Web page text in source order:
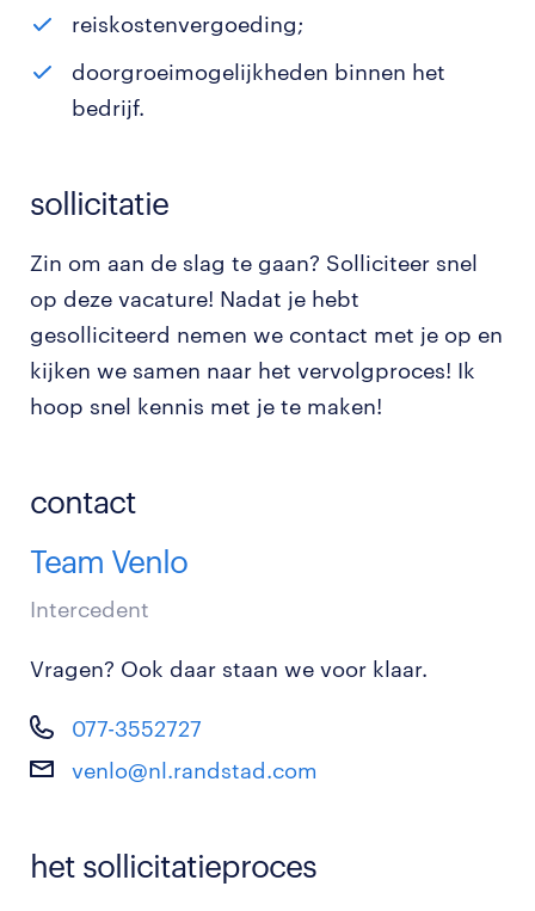
reiskostenvergoeding;
doorgroeimogelijkheden binnen het
bedrijf.
sollicitatie
Zin om aan de slag te gaan? Solliciteer snel
op deze vacature! Nadat je hebt
gesolliciteerd nemen we contact met je op en
kijken we samen naar het vervolgproces! Ik
hoop snel kennis met je te maken!
contact
Team Venlo
Intercedent
Vragen? Ook daar staan we voor klaar.
077-3552727
venlo@nl.randstad.com
het sollicitatieproces